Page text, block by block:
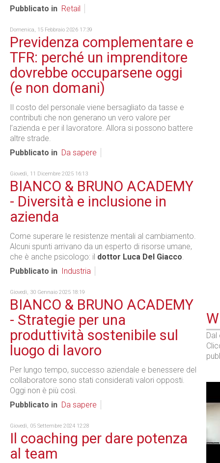
Pubblicato in Retail
Domenica, 15 Febbraio 2026 17:39
Previdenza complementare e
TFR: perché un imprenditore
dovrebbe occuparsene oggi
(e non domani)
Il costo del personale viene bersagliato da tasse e
contributi che non generano un vero valore per
l’azienda e per il lavoratore. Allora si possono battere
altre strade.
Pubblicato in Da sapere
Giovedì, 11 Dicembre 2025 16:13
BIANCO & BRUNO ACADEMY
- Diversità e inclusione in
azienda
Come superare le resistenze mentali al cambiamento.
Alcuni spunti arrivano da un esperto di risorse umane,
che è anche psicologo: il dottor Luca Del Giacco.
Pubblicato in
Industria
Giovedì, 30 Gennaio 2025 18:19
BIANCO & BRUNO ACADEMY
- Strategie per una
produttività sostenibile sul
luogo di lavoro
Per lungo tempo, successo aziendale e benessere del
collaboratore sono stati considerati valori opposti.
Oggi non è più così.
Pubblicato in Da sapere
Giovedì, 05 Settembre 2024 12:28
Il coaching per dare potenza
al team